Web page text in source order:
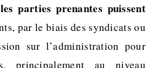
parties prenantes puissent
par le biais des syndicats ou
sur l’administration pour
principalement au niveau